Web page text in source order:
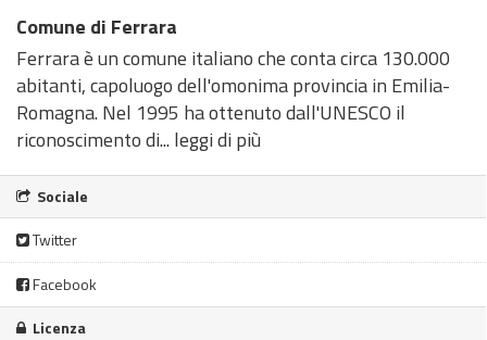
Comune di Ferrara
Ferrara è un comune italiano che conta circa 130.000
abitanti, capoluogo dell'omonima provincia in Emilia-
Romagna. Nel 1995 ha ottenuto dall'UNESCO il
riconoscimento di... leggi di più
Sociale
Twitter
Facebook
Licenza